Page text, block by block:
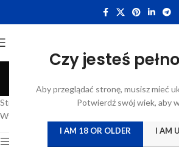
Czy jesteś
Aby przeglądać stronę, musisz mieć
Potwierdź swój wiek, aby
I AM 18 OR OLDER I AM
Veneto
Categories
Strona główna
Katalog/Produkty oznaczone
Wyświetlanie 1–12 z 17 wyników